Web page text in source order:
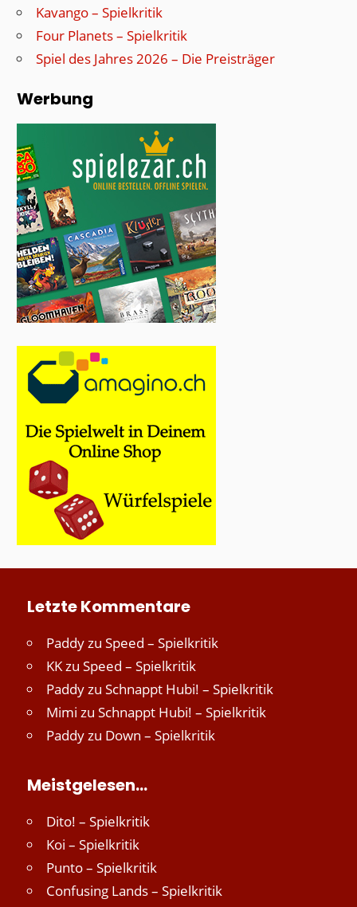
Kavango – Spielkritik
Four Planets – Spielkritik
Spiel des Jahres 2026 – Die Preisträger
Werbung
Letzte Kommentare
Paddyzu Speed – Spielkritik
KKzu Speed – Spielkritik
Paddyzu Schnappt Hubi! – Spielkritik
Mimi zu Schnappt Hubi! – Spielkritik
Paddyzu Down – Spielkritik
Meistgelesen…
Dito! – Spielkritik
Koi – Spielkritik
Punto – Spielkritik
Confusing Lands – Spielkritik